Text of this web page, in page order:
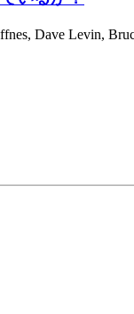
, Dave Levin,